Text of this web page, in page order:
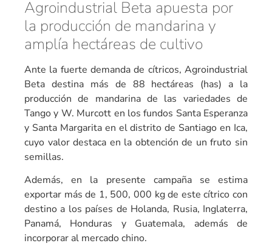
Agroindustrial Beta apuesta por
la producción de mandarina y
amplía hectáreas de cultivo
Ante la fuerte demanda de cítricos, Agroindustrial
Beta destina más de 88 hectáreas (has) a la
producción de mandarina de las variedades de
Tango y W. Murcott en los fundos Santa Esperanza
y Santa Margarita en el distrito de Santiago en Ica,
cuyo valor destaca en la obtención de un fruto sin
semillas.
Además, en la presente campaña se estima
exportar más de 1, 500, 000 kg de este cítrico con
destino a los países de Holanda, Rusia, Inglaterra,
Panamá, Honduras y Guatemala, además de
incorporar al mercado chino.